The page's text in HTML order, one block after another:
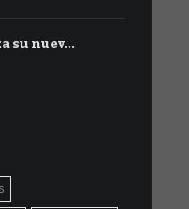
su nuev…